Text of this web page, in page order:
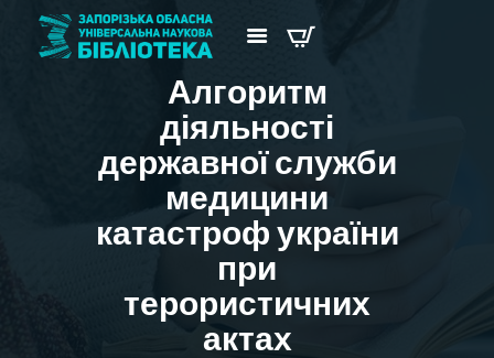
Алгоритм
діяльності
державної служби
медицини
катастроф україни
при
терористичних
актах